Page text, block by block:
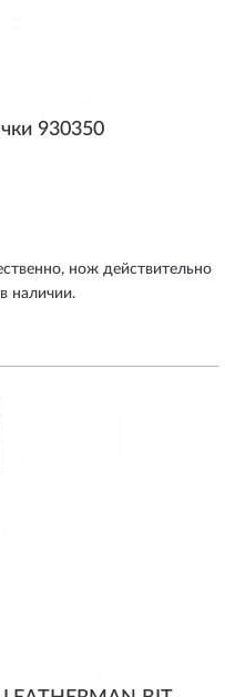
930350
нож действительно
наличии.